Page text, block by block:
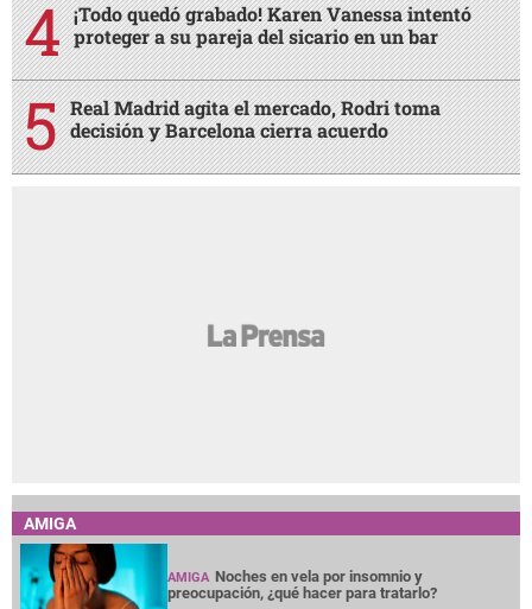
¡Todo quedó grabado! Karen Vanessa intentó
proteger a su pareja del sicario en un bar
Real Madrid agita el mercado, Rodri toma
decisión y Barcelona cierra acuerdo
AMIGA
AMIGA Noches en vela por insomnio y
preocupación, ¿qué hacer para tratarlo?